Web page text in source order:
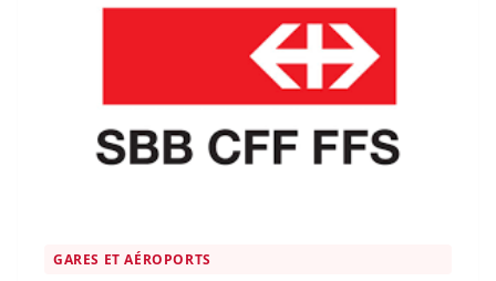
GARES ET AÉROPORTS